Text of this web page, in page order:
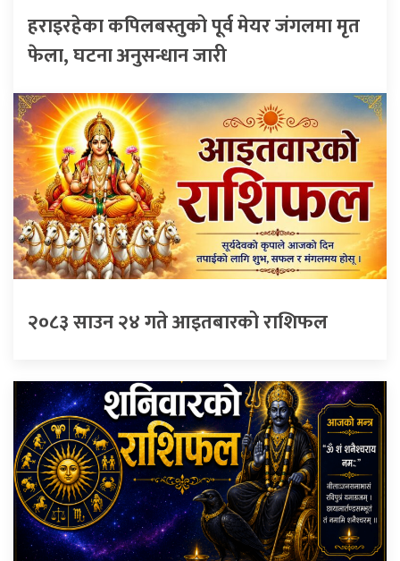
हराइरहेका कपिलबस्तुको पूर्व मेयर जंगलमा मृत
फेला, घटना अनुसन्धान जारी
२०८३ साउन २४ गते आइतबारको राशिफल